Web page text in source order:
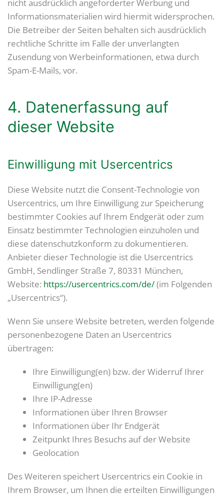
nicht ausdrücklich angeforderter Werbung und
Informationsmaterialien wird hiermit widersprochen.
Die Betreiber der Seiten behalten sich ausdrücklich
rechtliche Schritte im Falle der unverlangten
Zusendung von Werbeinformationen, etwa durch
Spam-E-Mails, vor.
4. Datenerfassung auf
dieser Website
Einwilligung mit Usercentrics
Diese Website nutzt die Consent-Technologie von
Usercentrics, um Ihre Einwilligung zur Speicherung
bestimmter Cookies auf Ihrem Endgerät oder zum
Einsatz bestimmter Technologien einzuholen und
diese datenschutzkonform zu dokumentieren.
Anbieter dieser Technologie ist die Usercentrics
GmbH, Sendlinger Straße 7, 80331 München,
Website: https://usercentrics.com/de/(im Folgenden
„Usercentrics“).
Wenn Sie unsere Website betreten, werden folgende
personenbezogene Daten an Usercentrics
übertragen:
Ihre Einwilligung(en) bzw. der Widerruf Ihrer
Einwilligung(en)
Ihre IP-Adresse
Informationen über Ihren Browser
Informationen über Ihr Endgerät
Zeitpunkt Ihres Besuchs auf der Website
Geolocation
Des Weiteren speichert Usercentrics ein Cookie in
Ihrem Browser, um Ihnen die erteilten Einwilligungen